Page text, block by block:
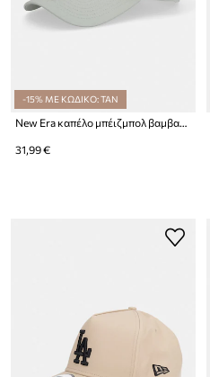
-15% ΜΕ ΚΩΔΙΚΟ: TAN
New Era καπέλο μπέιζμπολ βαμβακερό LE EFRAME NYY
31,99 €